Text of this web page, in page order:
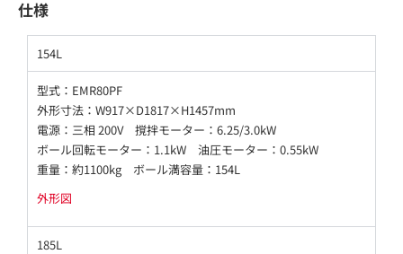
仕様
154L
型式：EMR80PF
外形寸法：W917×D1817×H1457mm
電源：三相 200V 撹拌モーター：6.25/3.0kW
ボール回転モーター：1.1kW 油圧モーター：0.55kW
重量：約1100kg ボール満容量：154L
外形図
185L